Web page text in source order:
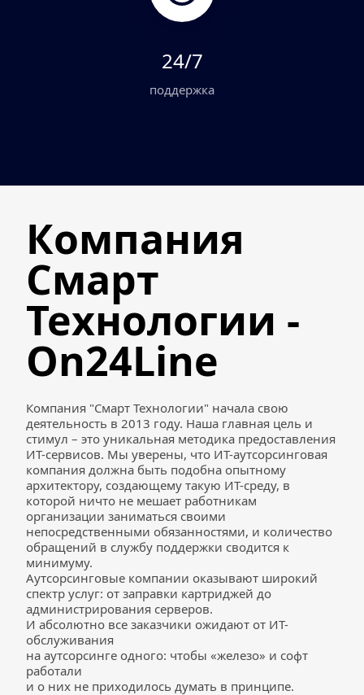
24/7
поддержка
Компания
Смарт
Технологии -
On24Line
Компания "Смарт Технологии" начала свою
деятельность в 2013 году. Наша главная цель и
стимул – это уникальная методика предоставления
ИТ-сервисов. Мы уверены, что ИТ-аутсорсинговая
компания должна быть подобна опытному
архитектору, создающему такую ИТ-среду, в
которой ничто не мешает работникам
организации заниматься своими
непосредственными обязанностями, и количество
обращений в службу поддержки сводится к
минимуму.
Аутсорсинговые компании оказывают широкий
спектр услуг: от заправки картриджей до
администрирования серверов.
И абсолютно все заказчики ожидают от ИТ-
обслуживания
на аутсорсинге одного: чтобы «железо» и софт
работали
и о них не приходилось думать в принципе.